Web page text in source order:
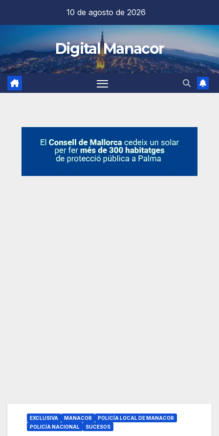
contenido
10 de agosto de 2026
Digital Manacor
EXCLUSIVA MANACOR
POLICÍA LOCAL DE MANACOR
POLICÍA NACIONAL
SUCESOS